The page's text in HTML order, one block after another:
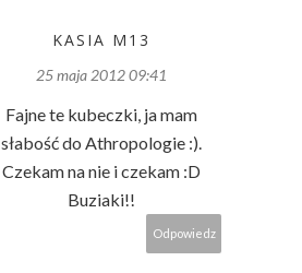
KASIA M13
25 maja 2012 09:41
Fajne te kubeczki, ja mam
słabość do Athropologie :).
Czekam na nie i czekam :D
Buziaki!!
Odpowiedz